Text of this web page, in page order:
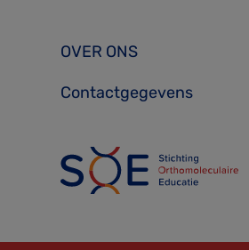
OVER ONS
Contactgegevens